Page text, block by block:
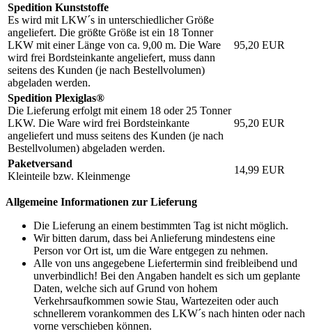
Spedition Kunststoffe
Es wird mit LKW´s in unterschiedlicher Größe
angeliefert. Die größte Größe ist ein 18 Tonner
LKW mit einer Länge von ca. 9,00 m. Die Ware
wird frei Bordsteinkante angeliefert, muss dann
seitens des Kunden (je nach Bestellvolumen)
abgeladen werden.
95,20 EUR
Spedition Plexiglas®
Die Lieferung erfolgt mit einem 18 oder 25 Tonner
LKW. Die Ware wird frei Bordsteinkante
angeliefert und muss seitens des Kunden (je nach
Bestellvolumen) abgeladen werden.
95,20 EUR
Paketversand
Kleinteile bzw. Kleinmenge
14,99 EUR
Allgemeine Informationen zur Lieferung
Die Lieferung an einem bestimmten Tag ist nicht möglich.
Wir bitten darum, dass bei Anlieferung mindestens eine
Person vor Ort ist, um die Ware entgegen zu nehmen.
Alle von uns angegebene Liefertermin sind freibleibend und
unverbindlich! Bei den Angaben handelt es sich um geplante
Daten, welche sich auf Grund von hohem
Verkehrsaufkommen sowie Stau, Wartezeiten oder auch
schnellerem vorankommen des LKW´s nach hinten oder nach
vorne verschieben können.